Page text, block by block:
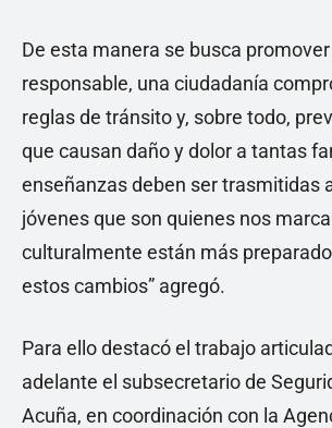
De esta manera se busca
responsable, una ciudadanía
reglas de tránsito y, sobre todo,
que causan daño y dolor a tantas
enseñanzas deben ser trasmitidas
jóvenes que son quienes nos
culturalmente están más
estos cambios” agregó.
Para ello destacó el trabajo
adelante el subsecretario de
Acuña, en coordinación con la